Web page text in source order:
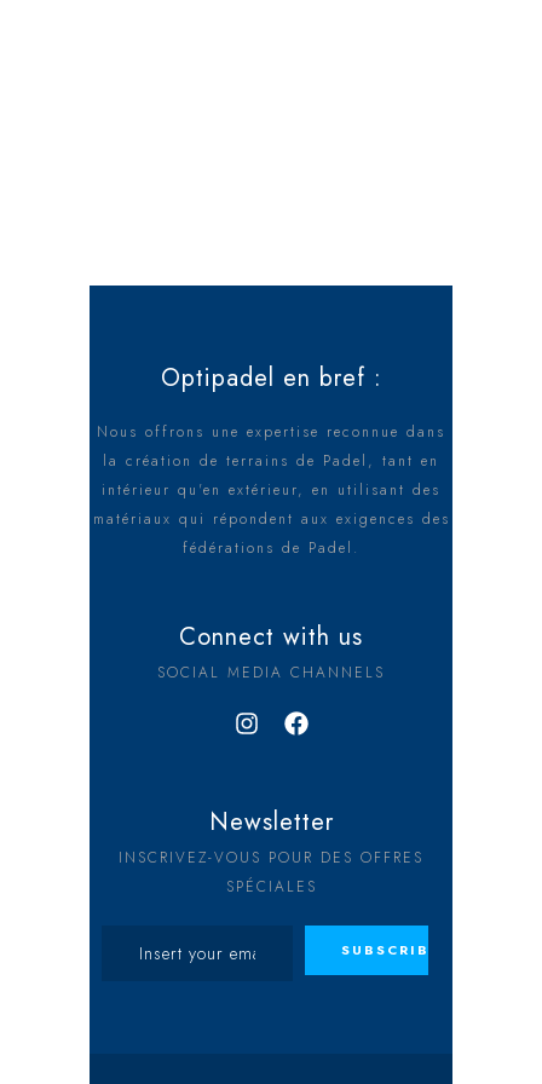
Optipadel en bref :
Nous offrons une expertise reconnue dans
la création de terrains de Padel, tant en
intérieur qu'en extérieur, en utilisant des
matériaux qui répondent aux exigences des
fédérations de Padel.
Connect with us
SOCIAL MEDIA CHANNELS
Newsletter
INSCRIVEZ-VOUS POUR DES OFFRES
SPÉCIALES